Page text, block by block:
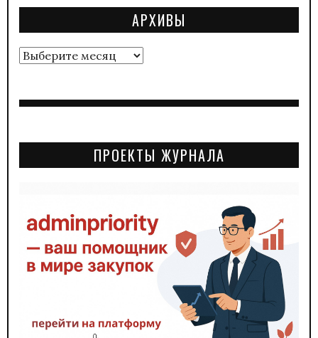
АРХИВЫ
Архивы
ПРОЕКТЫ ЖУРНАЛА